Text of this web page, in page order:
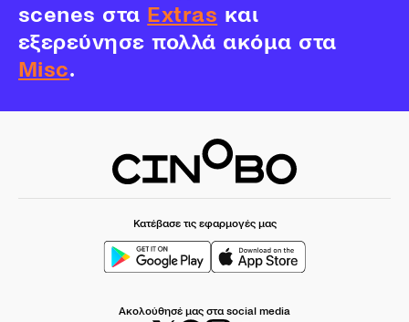
scenes στα Extras και
εξερεύνησε πολλά ακόμα στα
Misc.
Κατέβασε τις εφαρμογές μας
Ακολούθησέ μας στα social media